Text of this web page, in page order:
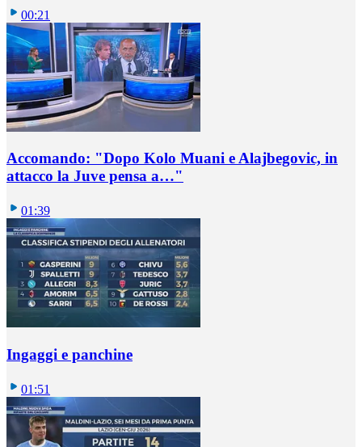
00:21
Accomando: "Dopo Kolo Muani e Alajbegovic, in
attacco la Juve pensa a…"
01:39
Ingaggi e panchine
01:51